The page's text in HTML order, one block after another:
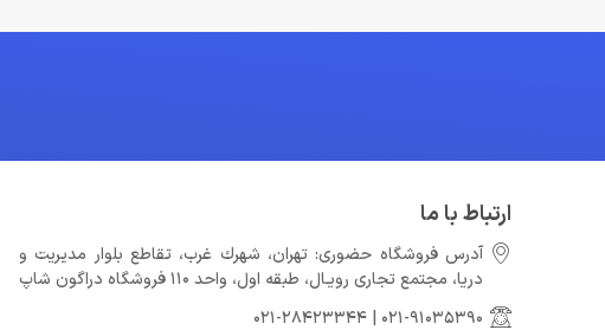
ارتباط با ما
آدرس فروشگاه حضوری: تهران، شهرك غرب، تقاطع بلوار مدیریت و
دريا، مجتمع تجارى رويـال، طبقه اول، واحد 110 فروشگاه دراگون شاپ
021-91035390
021-28423344